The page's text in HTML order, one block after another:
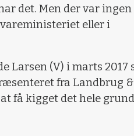
det. Men der var ingen
eller i
Larsen (V) i marts 2017
fra Landbrug &
få kigget det hele